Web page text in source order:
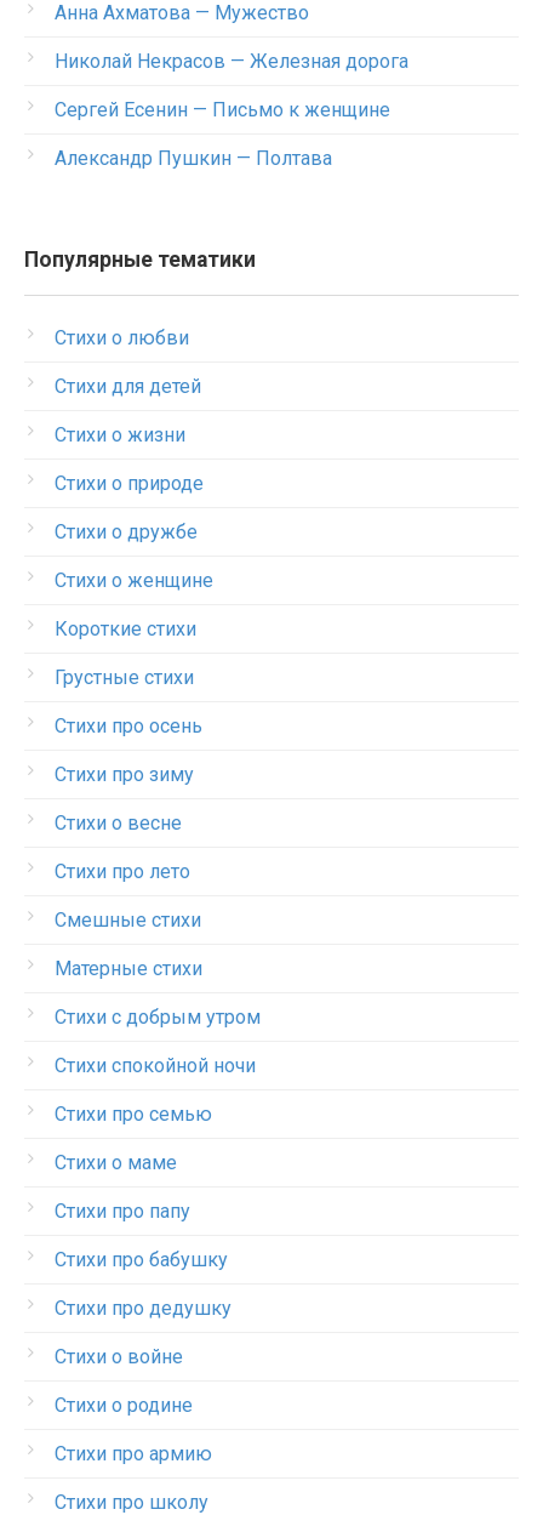
Анна Ахматова — Мужество
Николай Некрасов — Железная дорога
Сергей Есенин — Письмо к женщине
Александр Пушкин — Полтава
Популярные тематики
Стихи о любви
Стихи для детей
Стихи о жизни
Стихи о природе
Стихи о дружбе
Стихи о женщине
Короткие стихи
Грустные стихи
Стихи про осень
Стихи про зиму
Стихи о весне
Стихи про лето
Смешные стихи
Матерные стихи
Стихи с добрым утром
Стихи спокойной ночи
Стихи про семью
Стихи о маме
Стихи про папу
Стихи про бабушку
Стихи про дедушку
Стихи о войне
Стихи о родине
Стихи про армию
Стихи про школу